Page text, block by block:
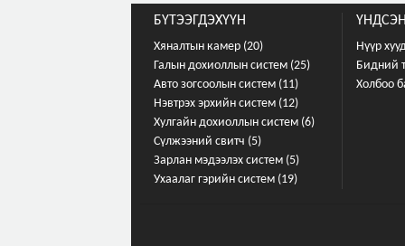
БҮТЭЭГДЭХҮҮН
Хяналтын камер (20)
Галын дохиоллын систем (25)
Авто зогсоолын систем (11)
Нэвтрэх эрхийн систем (12)
Хулгайн дохиоллын систем (6)
Сүлжээний свитч (5)
Зарлан мэдээлэх систем (5)
Ухаалаг гэрийн систем (19)
Нүүр
Бидний
Холбоо